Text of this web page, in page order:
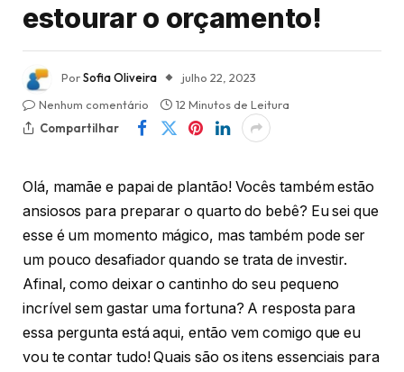
estourar o orçamento!
PorSofia Oliveira
julho 22, 2023
Nenhum comentário
12 Minutos de Leitura
Compartilhar
Olá, mamãe e papai de plantão! Vocês também estão
ansiosos para preparar o quarto do bebê? Eu sei que
esse é um momento mágico, mas também pode ser
um pouco desafiador quando se trata de investir.
Afinal, como deixar o cantinho do seu pequeno
incrível sem gastar uma fortuna? A resposta para
essa pergunta está aqui, então vem comigo que eu
vou te contar tudo! Quais são os itens essenciais para